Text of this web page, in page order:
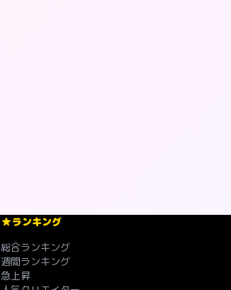
ランキング
総合ランキング
週間ランキング
急上昇